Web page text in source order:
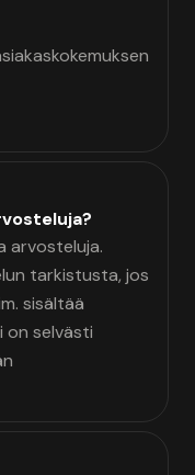
arvosteluja.
tarkistusta, jos
sisältää
on selvästi